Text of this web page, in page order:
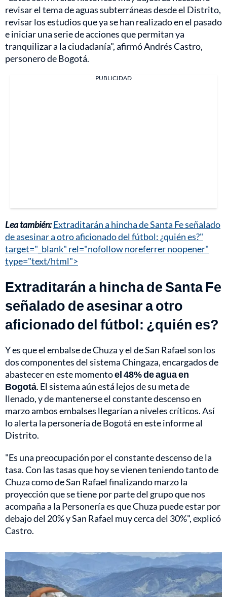
revisar el tema de aguas subterráneas desde el Distrito,
revisar los estudios que ya se han realizado en el pasado
e iniciar una serie de acciones que permitan ya
tranquilizar a la ciudadanía", afirmó Andrés Castro,
personero de Bogotá.
PUBLICIDAD
Lea también:Extraditarán a hincha de Santa Fe señalado
de asesinar a otro aficionado del fútbol: ¿quién es?"
target="_blank" rel="nofollow noreferrer noopener"
type="text/html">
Extraditarán a hincha de Santa Fe
señalado de asesinar a otro
aficionado del fútbol: ¿quién es?
Y es que el embalse de Chuza y el de San Rafael son los
dos componentes del sistema Chingaza, encargados de
abastecer en este momentoel 48% de agua en
Bogotá. El sistema aún está lejos de su meta de
llenado, y de mantenerse el constante descenso en
marzo ambos embalses llegarían a niveles críticos. Así
lo alerta la personería de Bogotá en este informe al
Distrito.
"Es una preocupación por el constante descenso de la
tasa. Con las tasas que hoy se vienen teniendo tanto de
Chuza como de San Rafael finalizando marzo la
proyección que se tiene por parte del grupo que nos
acompaña a la Personería es que Chuza puede estar por
debajo del 20% y San Rafael muy cerca del 30%", explicó
Castro.